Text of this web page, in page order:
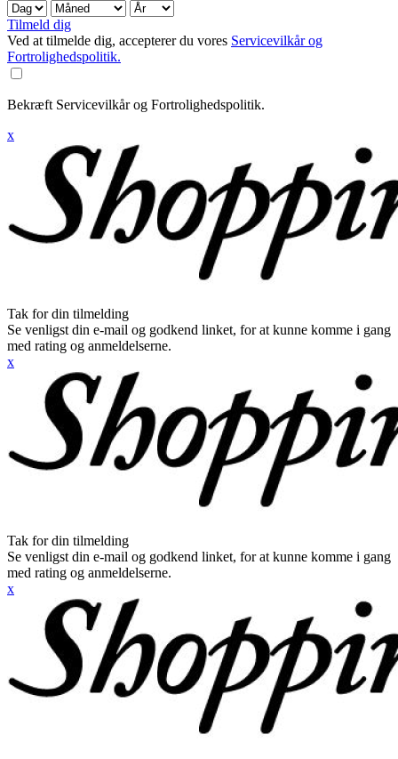
Tilmeld dig
Ved at tilmelde dig, accepterer du vores Servicevilkår og
Fortrolighedspolitik.
Bekræft Servicevilkår og Fortrolighedspolitik.
x
Tak for din tilmelding
Se venligst din e-mail og godkend linket, for at kunne komme i gang
med rating og anmeldelserne.
x
Tak for din tilmelding
Se venligst din e-mail og godkend linket, for at kunne komme i gang
med rating og anmeldelserne.
x